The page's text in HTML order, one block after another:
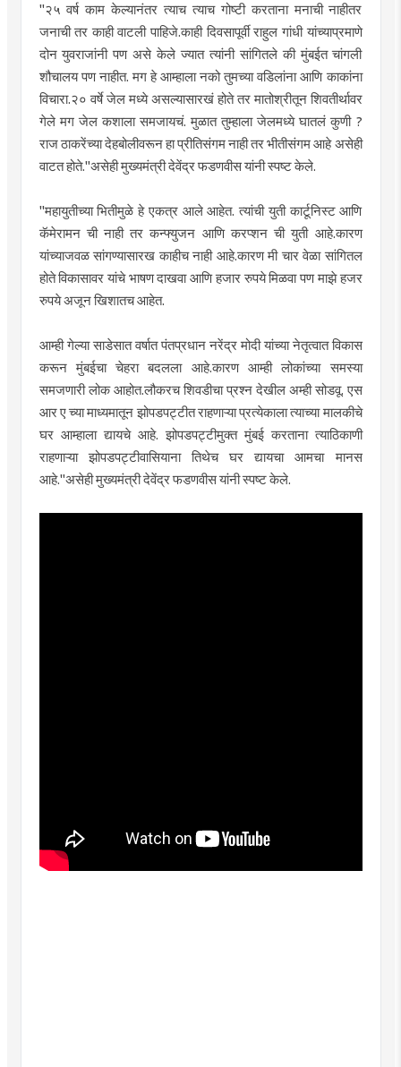
"२५ वर्ष काम केल्यानंतर त्याच त्याच गोष्टी करताना मनाची नाहीतर
जनाची तर काही वाटली पाहिजे.काही दिवसापूर्वी राहुल गांधी यांच्याप्रमाणे
दोन युवराजांनी पण असे केले ज्यात त्यांनी सांगितले की मुंबईत चांगली
शौचालय पण नाहीत. मग हे आम्हाला नको तुमच्या वडिलांना आणि काकांना
विचारा.२० वर्षे जेल मध्ये असल्यासारखं होते तर मातोश्रीतून शिवतीर्थावर
गेले मग जेल कशाला समजायचं. मुळात तुम्हाला जेलमध्ये घातलं कुणी ?
राज ठाकरेंच्या देहबोलीवरून हा प्रीतिसंगम नाही तर भीतीसंगम आहे असेही
वाटत होते."असेही मुख्यमंत्री देवेंद्र फडणवीस यांनी स्पष्ट केले.
"महायुतीच्या भितीमुळे हे एकत्र आले आहेत. त्यांची युती कार्टूनिस्ट आणि
कॅमेरामन ची नाही तर कन्फ्युजन आणि करप्शन ची युती आहे.कारण
यांच्याजवळ सांगण्यासारख काहीच नाही आहे.कारण मी चार वेळा सांगितल
होते विकासावर यांचे भाषण दाखवा आणि हजार रुपये मिळवा पण माझे हजर
रुपये अजून खिशातच आहेत.
आम्ही गेल्या साडेसात वर्षात पंतप्रधान नरेंद्र मोदी यांच्या नेतृत्वात विकास
करून मुंबईचा चेहरा बदलला आहे.कारण आम्ही लोकांच्या समस्या
समजणारी लोक आहोत.लौकरच शिवडीचा प्रश्न देखील अम्ही सोडवू. एस
आर ए च्या माध्यमातून झोपडपट्टीत राहणाऱ्या प्रत्येकाला त्याच्या मालकीचे
घर आम्हाला द्यायचे आहे. झोपडपट्टीमुक्त मुंबई करताना त्याठिकाणी
राहणाऱ्या झोपडपट्टीवासियाना तिथेच घर द्यायचा आमचा मानस
आहे."असेही मुख्यमंत्री देवेंद्र फडणवीस यांनी स्पष्ट केले.